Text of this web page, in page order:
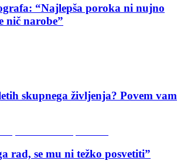
“Najlepša poroka ni nujno
nič narobe”
skupnega življenja? Povem vam
rad, se mu ni težko posvetiti”